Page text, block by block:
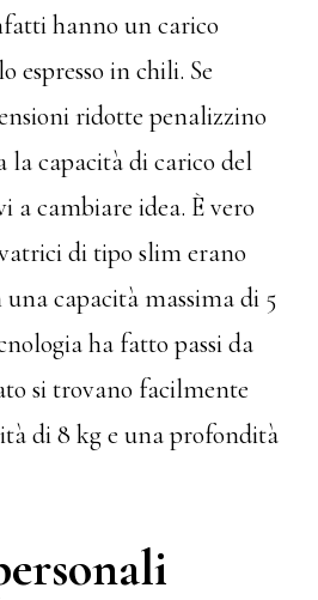
hanno un carico
espresso in chili. Se
ridotte penalizzino
la capacità di carico del
a cambiare idea. È vero
di tipo slim erano
capacità massima di 5
ha fatto passi da
si trovano facilmente
di 8 kg e una profondità